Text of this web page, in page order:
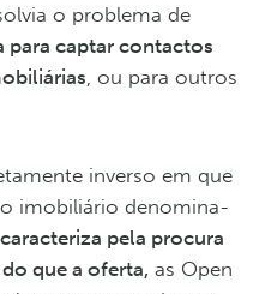
o problema de
para captar contactos
, ou para outros
inverso em que
imobiliário denomina-
pela procura
que a oferta, as Open